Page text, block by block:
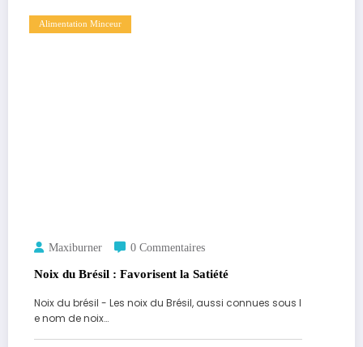
Alimentation Minceur
Maxiburner 0 Commentaires
Noix du Brésil : Favorisent la Satiété
Noix du brésil - Les noix du Brésil, aussi connues sous l
e nom de noix…